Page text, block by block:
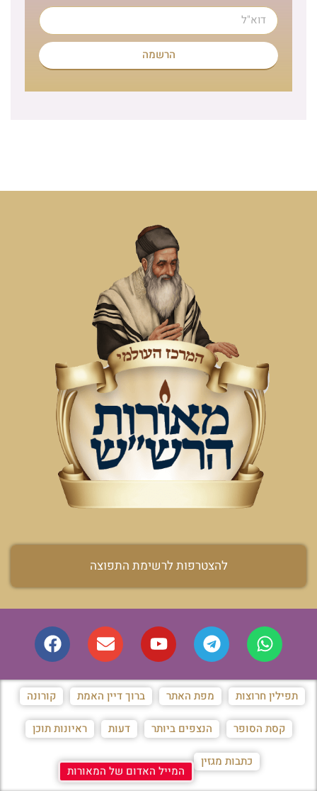
הרשמה
להצטרפות לרשימת התפוצה
תפילין חרוצות מפת האתר ברוך דיין האמת קורונה
קסת הסופר הנצפים ביותר דעות ראיונות תוכן
כתבות מגזין
המייל האדום של המאורות